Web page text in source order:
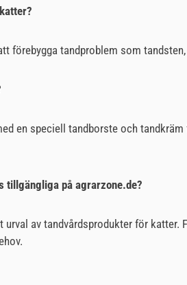
förebygga tandproblem som
en speciell tandborste och
tillgängliga på agrarzone.de?
urval av tandvårdsprodukter för